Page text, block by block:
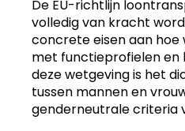
De EU-richtlijn
volledig van kracht
concrete eisen aan
met functieprofielen en
deze wetgeving is het
tussen mannen en
genderneutrale criteria